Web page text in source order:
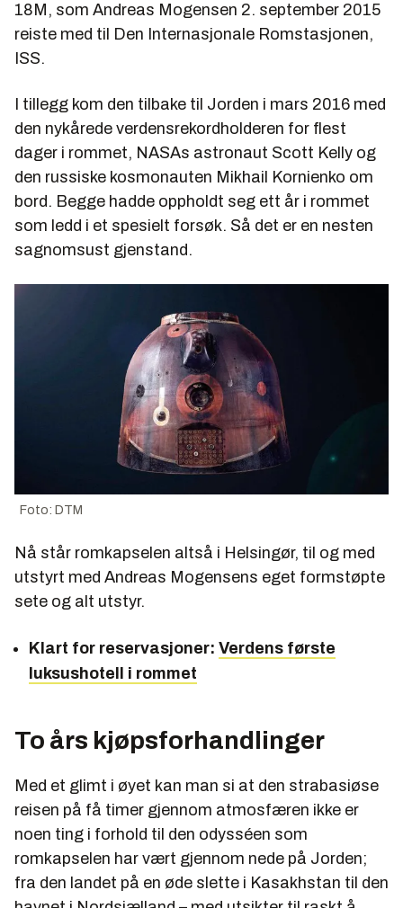
18M, som Andreas Mogensen 2. september 2015
reiste med til Den Internasjonale Romstasjonen,
ISS.
I tillegg kom den tilbake til Jorden i mars 2016 med
den nykårede verdensrekordholderen for flest
dager i rommet, NASAs astronaut Scott Kelly og
den russiske kosmonauten Mikhail Kornienko om
bord. Begge hadde oppholdt seg ett år i rommet
som ledd i et spesielt forsøk. Så det er en nesten
sagnomsust gjenstand.
Foto: DTM
Nå står romkapselen altså i Helsingør, til og med
utstyrt med Andreas Mogensens eget formstøpte
sete og alt utstyr.
Klart for reservasjoner: Verdens første
luksushotell i rommet
To års kjøpsforhandlinger
Med et glimt i øyet kan man si at den strabasiøse
reisen på få timer gjennom atmosfæren ikke er
noen ting i forhold til den odysséen som
romkapselen har vært gjennom nede på Jorden;
fra den landet på en øde slette i Kasakhstan til den